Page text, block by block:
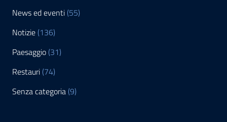
News ed eventi (55)
Notizie (136)
Paesaggio (31)
Restauri (74)
Senza categoria (9)